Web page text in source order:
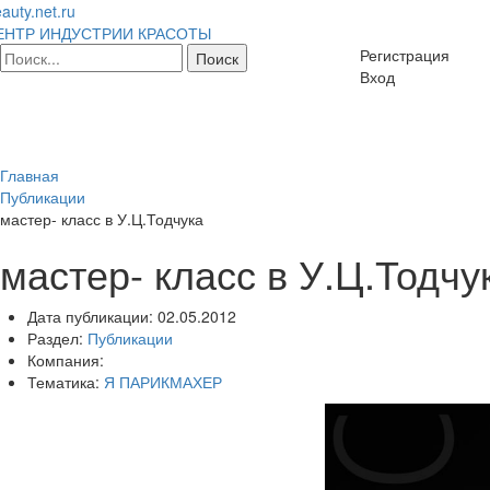
ИНДУСТРИИ КРАСОТЫ
Регистрация
Вход
Главная
Публикации
мастер- класс в У.Ц.Тодчука
мастер- класс в
Дата публикации: 02.05.2012
Раздел: Публикации
Компания:
Тематика: Я ПАРИКМАХЕР